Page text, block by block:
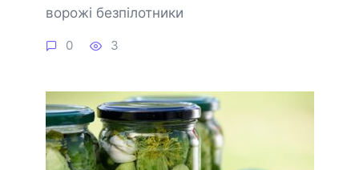
ворожі безпілотники
0 3